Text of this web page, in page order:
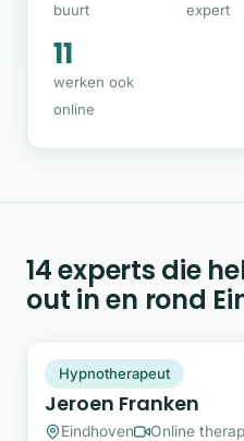
buurt
expert
11
werken ook
online
14 experts die
out in en rond
Plek beschikbaar
Hypnotherapeut
Jeroen Franken
Eindhoven Online